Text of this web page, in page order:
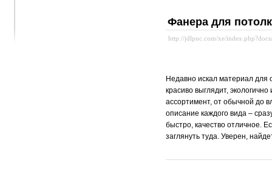
Фанера для
http://jdlpnc.com/xe/
Недавно искал материал для
красиво выглядит,
ассортимент, от обычной до
описание каждого вида –
быстро, качество отличное.
заглянуть туда. Уверен,